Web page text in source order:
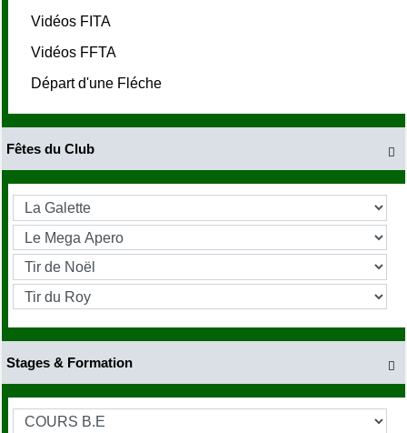
Vidéos FITA
Vidéos FFTA
Départ d'une Fléche

Fêtes du Club

Stages & Formation